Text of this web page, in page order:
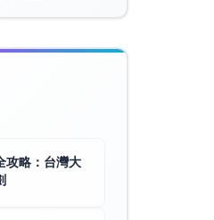
攻略：台灣大